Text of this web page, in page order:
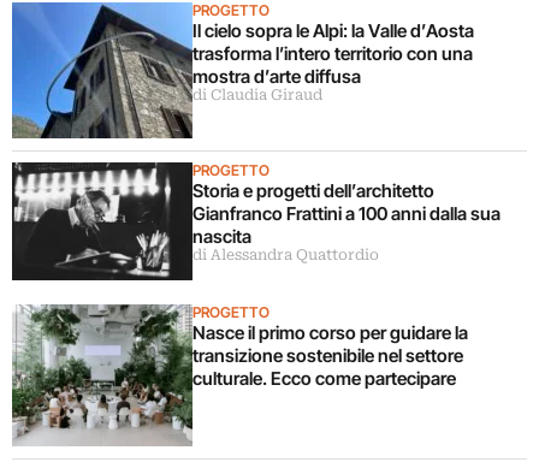
PROGETTO
Il cielo sopra le Alpi: la Valle d’Aosta
trasforma l’intero territorio con una
mostra d’arte diffusa
di Claudia Giraud
PROGETTO
Storia e progetti dell’architetto
Gianfranco Frattini a 100 anni dalla sua
nascita
di Alessandra Quattordio
PROGETTO
Nasce il primo corso per guidare la
transizione sostenibile nel settore
culturale. Ecco come partecipare